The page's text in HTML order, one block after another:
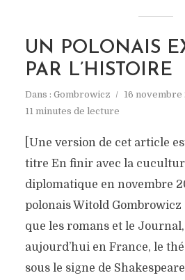
UN POLONAIS
PAR L’HISTOIRE
Dans : Gombrowicz
16 novembre
11 minutes de lecture
[Une version de cet article
titre En finir avec la
diplomatique en novembre
polonais Witold Gombrowicz
que les romans et le
aujourd’hui en France, le
sous le signe de